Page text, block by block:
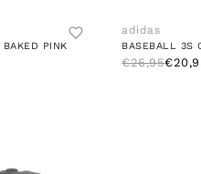
PINK
adidas
€26,95